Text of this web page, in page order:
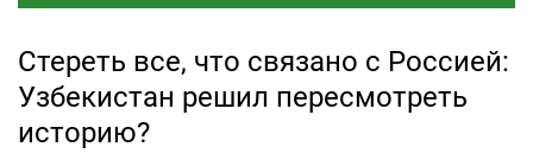
Стереть все, что связано с Россией:
Узбекистан решил пересмотреть
историю?